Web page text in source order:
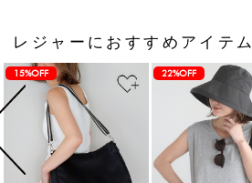
レジャーにおすすめアイテム
15%OFF 22%OFF